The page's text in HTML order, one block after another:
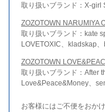
取り扱いブランド：X-girl
ZOZOTOWN NARUMIYA
取り扱いブランド：kate
LOVETOXIC、kladskap
ZOZOTOWN
取り扱いブランド：After
Love&Peace&Money、
お客様にはご不便をおか